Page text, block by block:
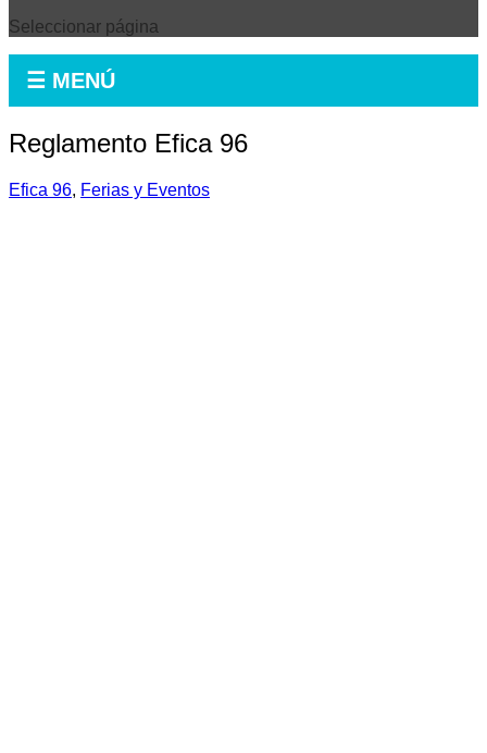
Seleccionar página
☰ MENÚ
Reglamento Efica 96
Efica 96, Ferias y Eventos